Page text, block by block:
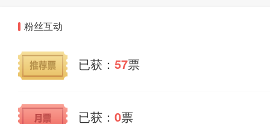
粉丝互动
已获： 57票
已获： 0票